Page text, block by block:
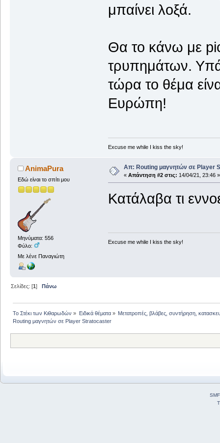
μπαίνει λοξά.
Θα το κάνω με
τρυπημάτων.
τώρα το θέμα
Ευρώπη!
Excuse me while I kiss the sky!
AnimaPura
Εδώ είναι το σπίτι μου
Μηνύματα: 556
Φύλο:
Με λένε Παναγιώτη
Απ: Routing μαγνητών σε Player
« Απάντηση #2 στις: 14/04/21, 23:46 »
Κατάλαβα τι
Excuse me while I kiss the sky!
Σελίδες: [1]Πάνω
Το Στέκι των Κιθαρωδών » Ειδικά θέματα» Μετατροπές, βλάβες, συντήρηση,
Routing μαγνητών σε Player Stratocaster